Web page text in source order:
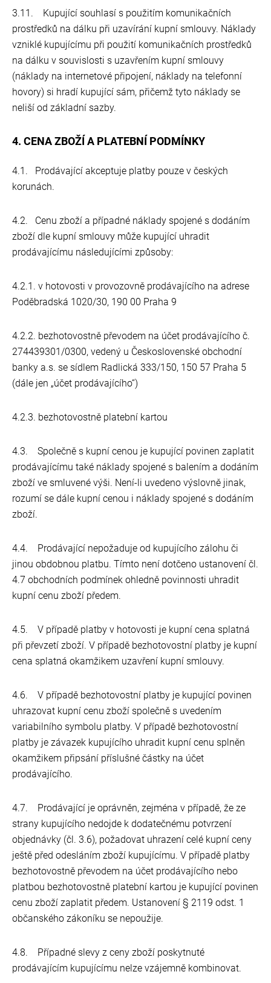
3.11. Kupující souhlasí s použitím komunikačních
prostředků na dálku při uzavírání kupní smlouvy. Náklady
vzniklé kupujícímu při použití komunikačních prostředků
na dálku v souvislosti s uzavřením kupní smlouvy
(náklady na internetové připojení, náklady na telefonní
hovory) si hradí kupující sám, přičemž tyto náklady se
neliší od základní sazby.
4. CENA ZBOŽÍ A PLATEBNÍ PODMÍNKY
4.1. Prodávající akceptuje platby pouze v českých
korunách.
4.2. Cenu zboží a případné náklady spojené s dodáním
zboží dle kupní smlouvy může kupující uhradit
prodávajícímu následujícími způsoby:
4.2.1. v hotovosti v provozovně prodávajícího na adrese
Poděbradská 1020/30, 190 00 Praha 9
4.2.2. bezhotovostně převodem na účet prodávajícího č.
274439301/0300, vedený u Československé obchodní
banky a.s. se sídlem Radlická 333/150, 150 57 Praha 5
(dále jen „účet prodávajícího“)
4.2.3. bezhotovostně platební kartou
4.3. Společně s kupní cenou je kupující povinen zaplatit
prodávajícímu také náklady spojené s balením a dodáním
zboží ve smluvené výši. Není-li uvedeno výslovně jinak,
rozumí se dále kupní cenou i náklady spojené s dodáním
zboží.
4.4. Prodávající nepožaduje od kupujícího zálohu či
jinou obdobnou platbu. Tímto není dotčeno ustanovení čl.
4.7 obchodních podmínek ohledně povinnosti uhradit
kupní cenu zboží předem.
4.5. V případě platby v hotovosti je kupní cena splatná
při převzetí zboží. V případě bezhotovostní platby je kupní
cena splatná okamžikem uzavření kupní smlouvy.
4.6. V případě bezhotovostní platby je kupující povinen
uhrazovat kupní cenu zboží společně s uvedením
variabilního symbolu platby. V případě bezhotovostní
platby je závazek kupujícího uhradit kupní cenu splněn
okamžikem připsání příslušné částky na účet
prodávajícího.
4.7. Prodávající je oprávněn, zejména v případě, že ze
strany kupujícího nedojde k dodatečnému potvrzení
objednávky (čl. 3.6), požadovat uhrazení celé kupní ceny
ještě před odesláním zboží kupujícímu. V případě platby
bezhotovostně převodem na účet prodávajícího nebo
platbou bezhotovostně platební kartou je kupující povinen
cenu zboží zaplatit předem. Ustanovení § 2119 odst. 1
občanského zákoníku se nepoužije.
4.8. Případné slevy z ceny zboží poskytnuté
prodávajícím kupujícímu nelze vzájemně kombinovat.